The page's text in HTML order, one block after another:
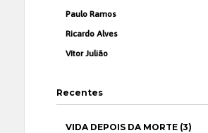
Paulo Ramos
Ricardo Alves
Vítor Julião
Recentes
VIDA DEPOIS DA MORTE (3)